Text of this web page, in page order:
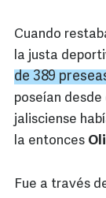
Cuando
la justa
de 389
poseían desde
jalisciense
la entonces
Fue a través